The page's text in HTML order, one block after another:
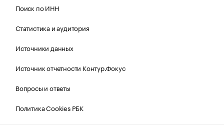
Поиск по ИНН
Статистика и аудитория
Источники данных
Источник отчетности Контур.Фокус
Вопросы и ответы
Политика Cookies РБК